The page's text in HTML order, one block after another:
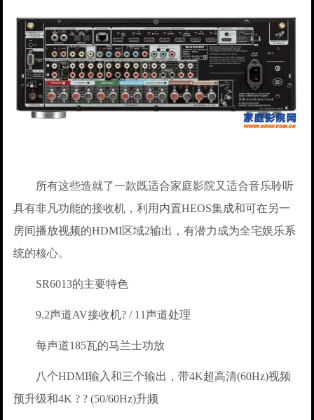
所有这些造就了一款既适合家庭影院又适合音乐聆听
具有非凡功能的接收机，利用内置HEOS集成和可在另一
房间播放视频的HDMI区域2输出，有潜力成为全宅娱乐系
统的核心。
SR6013的主要特色
9.2声道AV接收机? / 11声道处理
每声道185瓦的马兰士功放
八个HDMI输入和三个输出，带4K超高清(60Hz)视频
预升级和4K ? ? (50/60Hz)升频